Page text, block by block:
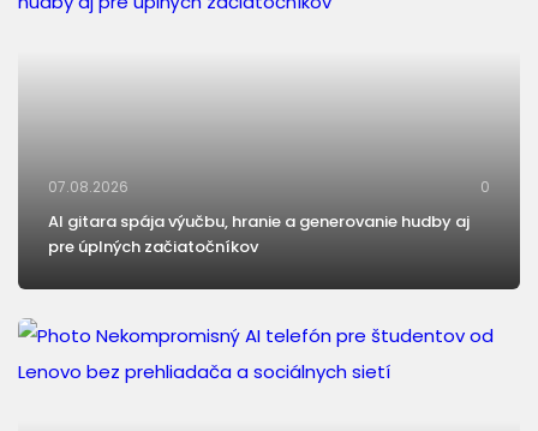
07.08.2026 0
AI gitara spája výučbu, hranie a generovanie hudby aj
pre úplných začiatočníkov